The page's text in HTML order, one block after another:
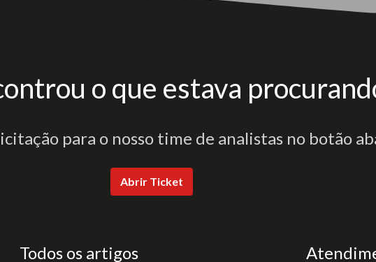
o que estava
para o nosso time de analistas no botão
Abrir Ticket
Todos os artigos